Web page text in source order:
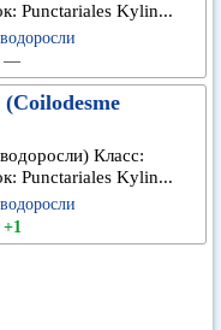
Punctariales Kylin...
—
Класс:
Punctariales Kylin...
+1